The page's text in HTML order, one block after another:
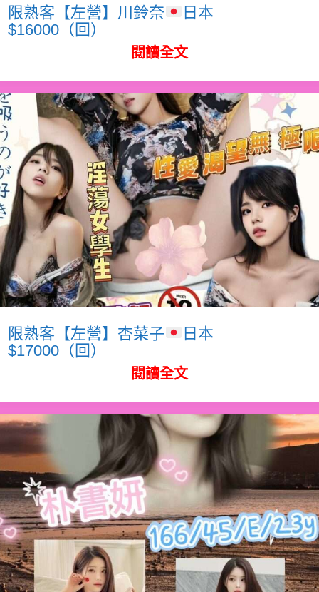
限熟客【左營】川鈴奈
日本
$16000（回）
閱讀全文
限熟客【左營】杏菜子
日本
$17000（回）
閱讀全文